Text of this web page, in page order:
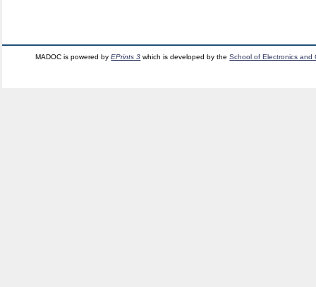
MADOC is powered byEPrints 3 which is developed by theSchool of Electronics and